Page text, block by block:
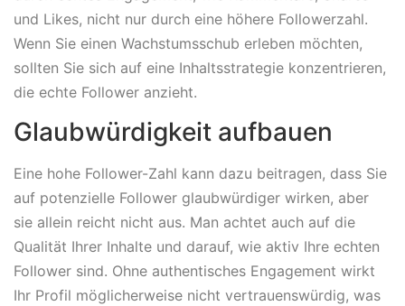
und Likes, nicht nur durch eine höhere Followerzahl.
Wenn Sie einen Wachstumsschub erleben möchten,
sollten Sie sich auf eine Inhaltsstrategie konzentrieren,
die echte Follower anzieht.
Glaubwürdigkeit aufbauen
Eine hohe Follower-Zahl kann dazu beitragen, dass Sie
auf potenzielle Follower glaubwürdiger wirken, aber
sie allein reicht nicht aus. Man achtet auch auf die
Qualität Ihrer Inhalte und darauf, wie aktiv Ihre echten
Follower sind. Ohne authentisches Engagement wirkt
Ihr Profil möglicherweise nicht vertrauenswürdig, was